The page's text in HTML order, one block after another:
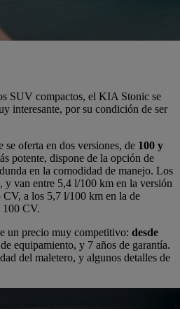
SUV compactos, el KIA Stonic se
interesante, por su condición de ser
oferta en dos versiones, de 100 y
potente, dispone de la opción de
en la comodidad de manejo. Los
y van entre 5,4 l/100 km en la versión
a los 5,7 l/100 km en la de
100 CV.
un precio muy competitivo: desde
equipamiento, y 7 años de garantía.
del maletero, y algunos detalles de